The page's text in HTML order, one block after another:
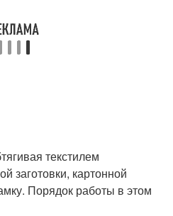
текстилем
заготовки, картонной
Порядок работы в этом